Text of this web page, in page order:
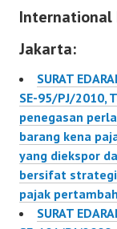
kelebihan pajak
pengusaha kena
berisiko rendah
International
Jakarta:
SURAT
SE-95/PJ/2010,
penegasan
barang kena
yang diekspor
bersifat
pajak
SURAT